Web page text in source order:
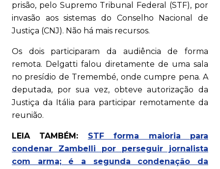
prisão, pelo Supremo Tribunal Federal (STF), por
invasão aos sistemas do Conselho Nacional de
Justiça (CNJ). Não há mais recursos.
Os dois participaram da audiência de forma
remota. Delgatti falou diretamente de uma sala
no presídio de Tremembé, onde cumpre pena. A
deputada, por sua vez, obteve autorização da
Justiça da Itália para participar remotamente da
reunião.
LEIA TAMBÉM: STF forma maioria para
condenar Zambelli por perseguir jornalista
com arma; é a segunda condenação da